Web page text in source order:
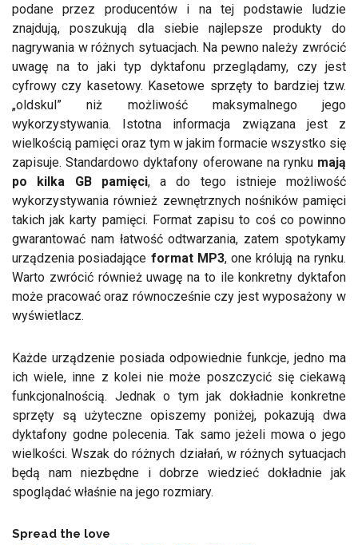
podane przez producentów i na tej podstawie ludzie
znajdują, poszukują dla siebie najlepsze produkty do
nagrywania w różnych sytuacjach. Na pewno należy zwrócić
uwagę na to jaki typ dyktafonu przeglądamy, czy jest
cyfrowy czy kasetowy. Kasetowe sprzęty to bardziej tzw.
„oldskul” niż możliwość maksymalnego jego
wykorzystywania. Istotna informacja związana jest z
wielkością pamięci oraz tym w jakim formacie wszystko się
zapisuje. Standardowo dyktafony oferowane na rynku mają
po kilka GB pamięci, a do tego istnieje możliwość
wykorzystywania również zewnętrznych nośników pamięci
takich jak karty pamięci. Format zapisu to coś co powinno
gwarantować nam łatwość odtwarzania, zatem spotykamy
urządzenia posiadające format MP3, one królują na rynku.
Warto zwrócić również uwagę na to ile konkretny dyktafon
może pracować oraz równocześnie czy jest wyposażony w
wyświetlacz.
Każde urządzenie posiada odpowiednie funkcje, jedno ma
ich wiele, inne z kolei nie może poszczycić się ciekawą
funkcjonalnością. Jednak o tym jak dokładnie konkretne
sprzęty są użyteczne opiszemy poniżej, pokazują dwa
dyktafony godne polecenia. Tak samo jeżeli mowa o jego
wielkości. Wszak do różnych działań, w różnych sytuacjach
będą nam niezbędne i dobrze wiedzieć dokładnie jak
spoglądać właśnie na jego rozmiary.
Spread the love